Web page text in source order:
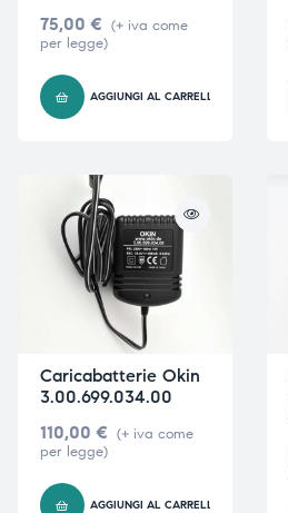
75,00 € (+ iva come
per legge)
AGGIUNGI AL CARRELLO
Caricabatterie Okin
3.00.699.034.00
110,00 € (+ iva come
per legge)
AGGIUNGI AL CARRELLO